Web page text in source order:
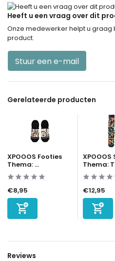
Heeft u een vraag over dit
Onze medewerker helpt u graag
product.
Stuur een e-mail
Gerelateerde producten
XPOOOS Footies
Thema: ...
€8,95
XPOOOS
Thema:
€12,95
Reviews